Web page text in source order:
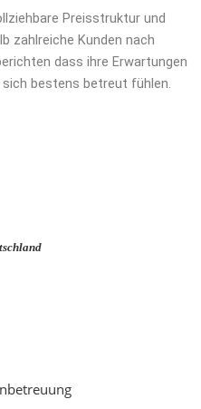
Preisstruktur und
zahlreiche Kunden nach
dass ihre Erwartungen
bestens betreut fühlen.